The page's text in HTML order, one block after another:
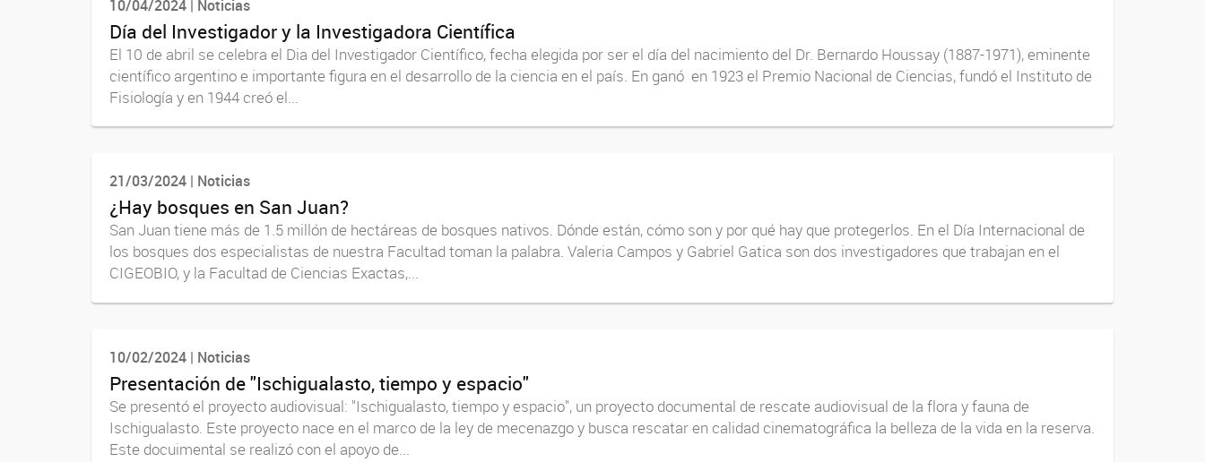
10/04/2024 | Noticias
Día del Investigador y la Investigadora Científica
El 10 de abril se celebra el Dia del Investigador Científico, fecha elegida por ser el día del nacimiento del Dr. Bernardo Houssay (1887-1971), eminente
científico argentino e importante figura en el desarrollo de la ciencia en el país. En ganó en 1923 el Premio Nacional de Ciencias, fundó el Instituto de
Fisiología y en 1944 creó el...
21/03/2024 | Noticias
¿Hay bosques en San Juan?
San Juan tiene más de 1.5 millón de hectáreas de bosques nativos. Dónde están, cómo son y por qué hay que protegerlos. En el Día Internacional de
los bosques dos especialistas de nuestra Facultad toman la palabra. Valeria Campos y Gabriel Gatica son dos investigadores que trabajan en el
CIGEOBIO, y la Facultad de Ciencias Exactas,...
10/02/2024 | Noticias
Presentación de "Ischigualasto, tiempo y espacio"
Se presentó el proyecto audiovisual: "Ischigualasto, tiempo y espacio", un proyecto documental de rescate audiovisual de la flora y fauna de
Ischigualasto. Este proyecto nace en el marco de la ley de mecenazgo y busca rescatar en calidad cinematográfica la belleza de la vida en la reserva.
Este docuimental se realizó con el apoyo de...